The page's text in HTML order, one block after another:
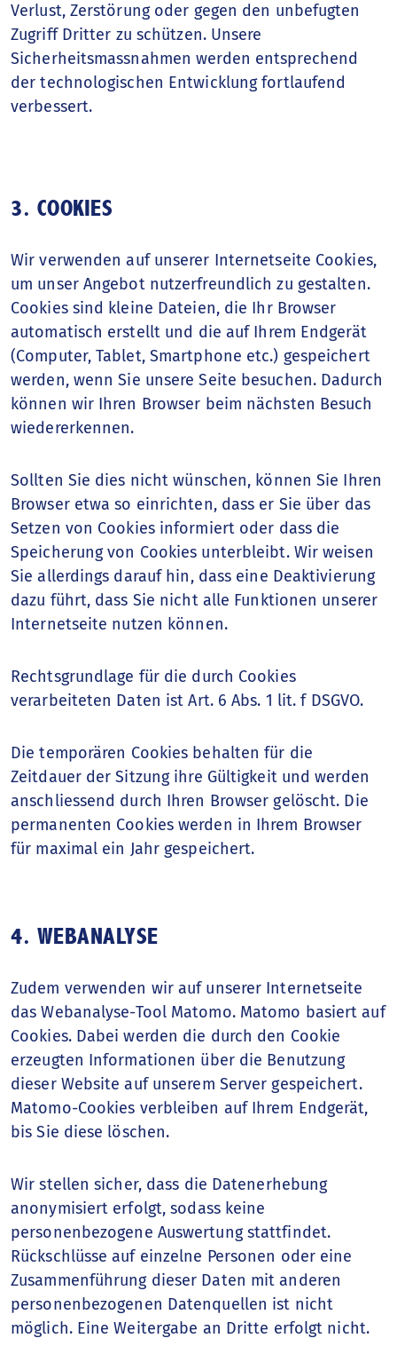
Verlust, Zerstörung oder gegen den unbefugten
Zugriff Dritter zu schützen. Unsere
Sicherheitsmassnahmen werden entsprechend
der technologischen Entwicklung fortlaufend
verbessert.
3. COOKIES
Wir verwenden auf unserer Internetseite Cookies,
um unser Angebot nutzerfreundlich zu gestalten.
Cookies sind kleine Dateien, die Ihr Browser
automatisch erstellt und die auf Ihrem Endgerät
(Computer, Tablet, Smartphone etc.) gespeichert
werden, wenn Sie unsere Seite besuchen. Dadurch
können wir Ihren Browser beim nächsten Besuch
wiedererkennen.
Sollten Sie dies nicht wünschen, können Sie Ihren
Browser etwa so einrichten, dass er Sie über das
Setzen von Cookies informiert oder dass die
Speicherung von Cookies unterbleibt. Wir weisen
Sie allerdings darauf hin, dass eine Deaktivierung
dazu führt, dass Sie nicht alle Funktionen unserer
Internetseite nutzen können.
Rechtsgrundlage für die durch Cookies
verarbeiteten Daten ist Art. 6 Abs. 1 lit. f DSGVO.
Die temporären Cookies behalten für die
Zeitdauer der Sitzung ihre Gültigkeit und werden
anschliessend durch Ihren Browser gelöscht. Die
permanenten Cookies werden in Ihrem Browser
für maximal ein Jahr gespeichert.
4. WEBANALYSE
Zudem verwenden wir auf unserer Internetseite
das Webanalyse-Tool Matomo. Matomo basiert auf
Cookies. Dabei werden die durch den Cookie
erzeugten Informationen über die Benutzung
dieser Website auf unserem Server gespeichert.
Matomo-Cookies verbleiben auf Ihrem Endgerät,
bis Sie diese löschen.
Wir stellen sicher, dass die Datenerhebung
anonymisiert erfolgt, sodass keine
personenbezogene Auswertung stattfindet.
Rückschlüsse auf einzelne Personen oder eine
Zusammenführung dieser Daten mit anderen
personenbezogenen Datenquellen ist nicht
möglich. Eine Weitergabe an Dritte erfolgt nicht.